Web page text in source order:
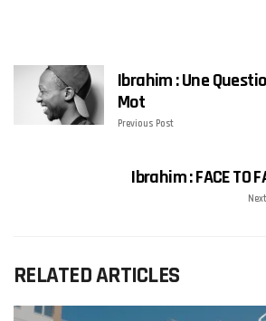
Ibrahim : Une
Mot
Previous Post
Ibrahim : FACE TO
RELATED ARTICLES